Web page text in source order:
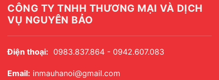
CÔNG TY TNHH THƯƠNG MẠI VÀ DỊCH
VỤ NGUYÊN BẢO
Điện thoại: 0983.837.864 - 0942.607.083
Email: inmauhanoi@gmail.com